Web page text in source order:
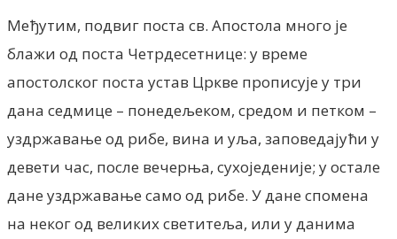
Међутим, подвиг поста св. Апостола много је
блажи од поста Четрдесетнице: у време
апостолског поста устав Цркве прописује у три
дана седмице – понедељеком, средом и петком –
уздржавање од рибе, вина и уља, заповедајући у
девети час, после вечерња, сухоједеније; у остале
дане уздржавање само од рибе. У дане спомена
на неког од великих светитеља, или у данима